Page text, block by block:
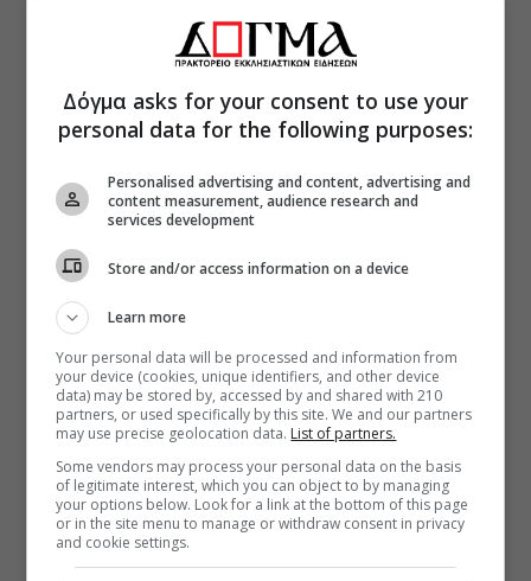
Δόγμα asks for your consent to use your
personal data for the following purposes:
Personalised advertising and content, advertising and
content measurement, audience research and
services development
Store and/or access information on a device
Learn more
Your personal data will be processed and information from
your device (cookies, unique identifiers, and other device
data) may be stored by, accessed by and shared with 210
partners, or used specifically by this site. We and our partners
may use precise geolocation data. List of partners.
Some vendors may process your personal data on the basis
of legitimate interest, which you can object to by managing
your options below. Look for a link at the bottom of this page
or in the site menu to manage or withdraw consent in privacy
and cookie settings.